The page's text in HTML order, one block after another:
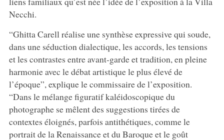
Necchi.
“Ghitta Carell réalise une synthèse expressive qui soude,
dans une séduction dialectique, les accords, les tensions
et les contrastes entre avant-garde et tradition, en pleine
harmonie avec le débat artistique le plus élevé de
l’époque”, explique le commissaire de l’exposition.
“Dans le mélange figuratif kaléidoscopique du
photographe se mêlent des suggestions tirées de
contextes éloignés, parfois antithétiques, comme le
portrait de la Renaissance et du Baroque et le goût